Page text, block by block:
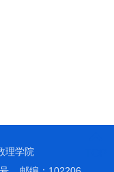
理学院